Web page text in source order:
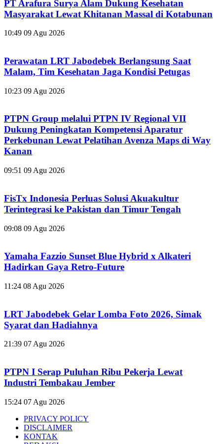
PT Arafura Surya Alam Dukung Kesehatan
Masyarakat Lewat Khitanan Massal di Kotabunan
10:49 09 Agu 2026
Perawatan LRT Jabodebek Berlangsung Saat
Malam, Tim Kesehatan Jaga Kondisi Petugas
10:23 09 Agu 2026
PTPN Group melalui PTPN IV Regional VII
Dukung Peningkatan Kompetensi Aparatur
Perkebunan Lewat Pelatihan Avenza Maps di Way
Kanan
09:51 09 Agu 2026
FisTx Indonesia Perluas Solusi Akuakultur
Terintegrasi ke Pakistan dan Timur Tengah
09:08 09 Agu 2026
Yamaha Fazzio Sunset Blue Hybrid x Alkateri
Hadirkan Gaya Retro-Future
11:24 08 Agu 2026
LRT Jabodebek Gelar Lomba Foto 2026, Simak
Syarat dan Hadiahnya
21:39 07 Agu 2026
PTPN I Serap Puluhan Ribu Pekerja Lewat
Industri Tembakau Jember
15:24 07 Agu 2026
PRIVACY POLICY
DISCLAIMER
KONTAK